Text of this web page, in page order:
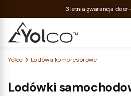
3 letnia gwarancja
Yolco Lodówki kompresorowe
Lodówki